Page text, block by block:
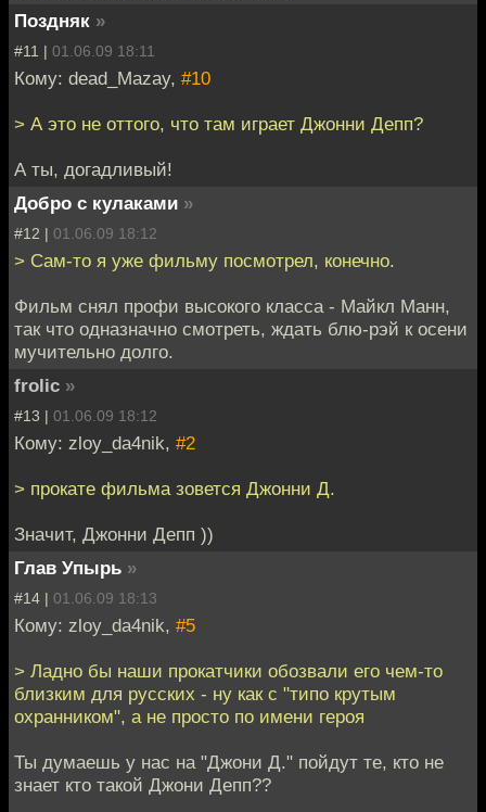
Поздняк »
#11 | 01.06.09 18:11
Кому: dead_Mazay, #10
> А это не оттого, что там играет Джонни Депп?
А ты, догадливый!
Добро с кулаками »
#12 | 01.06.09 18:12
> Сам-то я уже фильму посмотрел, конечно.
Фильм снял профи высокого класса - Майкл Манн,
так что одназначно смотреть, ждать блю-рэй к осени
мучительно долго.
frolic »
#13 | 01.06.09 18:12
Кому: zloy_da4nik, #2
> прокате фильма зовется Джонни Д.
Значит, Джонни Депп ))
Глав Упырь »
#14 | 01.06.09 18:13
Кому: zloy_da4nik, #5
> Ладно бы наши прокатчики обозвали его чем-то
близким для русских - ну как с "типо крутым
охранником", а не просто по имени героя
Ты думаешь у нас на "Джони Д." пойдут те, кто не
знает кто такой Джони Депп??